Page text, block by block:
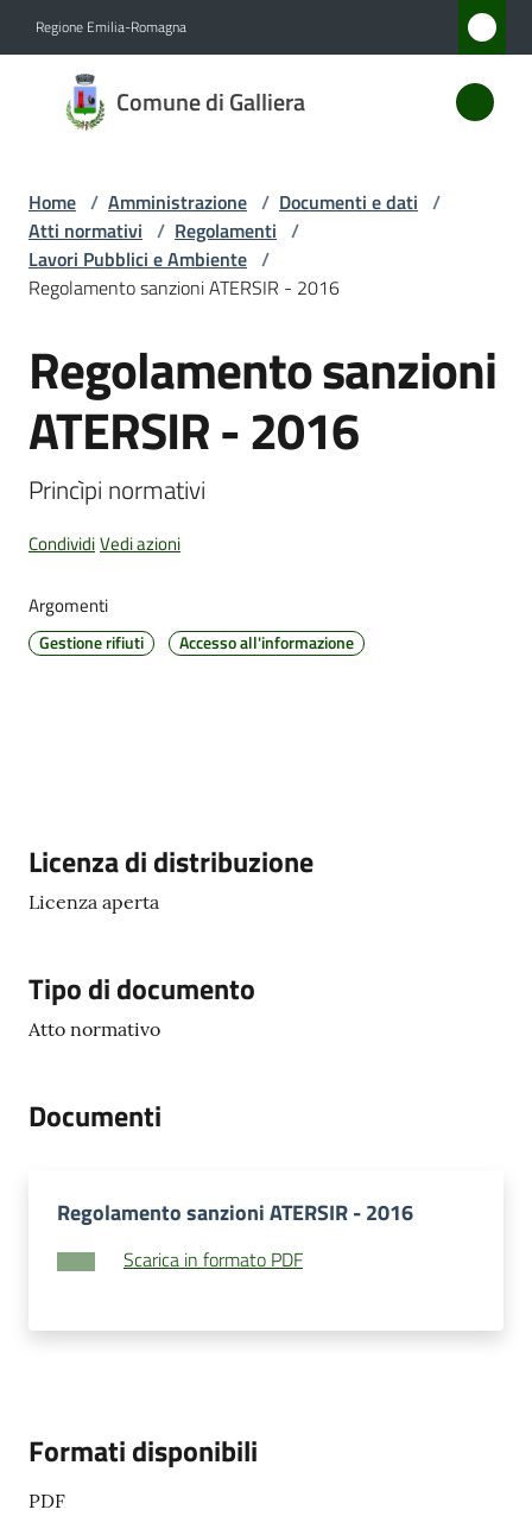
Regione Emilia-Romagna
Comune di Galliera
Comune
di
Amministrazione
Menu selezionato
Servizi
Vivere
Galliera
Amministrazione
Trasparente
Seguici
su
Home / Amministrazione / Documenti e dati /
Atti normativi / Regolamenti /
Lavori Pubblici e Ambiente /
Regolamento sanzioni ATERSIR - 2016
Salta al contenuto
Regolamento sanzioni
ATERSIR - 2016
Princìpi normativi
CondividiVedi azioni
Argomenti
Gestione rifiuti Accesso all'informazione
Descrizione
Licenza di distribuzione
Licenza aperta
Tipo di documento
Atto normativo
Documenti
Regolamento sanzioni ATERSIR - 2016
Scarica in formato PDF
Formati disponibili
PDF